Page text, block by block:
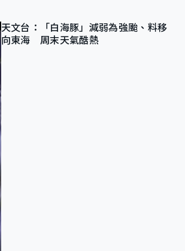
天文台：「白海豚」減弱為強颱、料移
向東海 周末天氣酷熱